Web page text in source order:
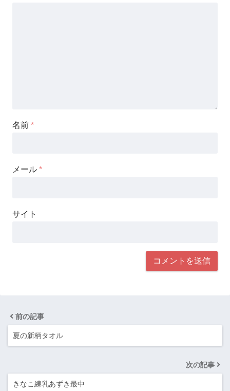
名前 *
メール *
サイト
前の記事
夏の新柄タオル
次の記事
きなこ練乳あずき最中